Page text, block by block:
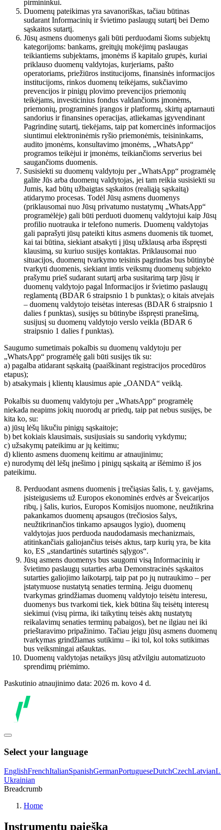
pirmininkui.
Duomenų pateikimas yra savanoriškas, tačiau būtinas
sudarant Informacinių ir švietimo paslaugų sutartį bei Demo
sąskaitos sutartį.
Jūsų asmens duomenys gali būti perduodami šioms subjektų
kategorijoms: bankams, greitųjų mokėjimų paslaugas
teikiantiems subjektams, įmonėms iš kapitalo grupės, kuriai
priklauso duomenų valdytojas, kurjeriams, pašto
operatoriams, priežiūros institucijoms, finansinės informacijos
institucijoms, rinkos duomenų teikėjams, sukčiavimo
prevencijos ir pinigų plovimo prevencijos priemonių
teikėjams, investicinius fondus valdančioms įmonėms,
priemonių, programinės įrangos ir platformų, skirtų aptarnauti
sandorius ir finansines operacijas, atliekamas įgyvendinant
Pagrindinę sutartį, tiekėjams, taip pat komercinės informacijos
siuntimui elektroninėmis ryšio priemonėmis, teisininkams,
audito įmonėms, konsultavimo įmonėms, „WhatsApp“
programos teikėjui ir įmonėms, teikiančioms serverius bei
saugančioms duomenis.
Susisiekti su duomenų valdytoju per „WhatsApp“ programėlę
galite Jūs arba duomenų valdytojas, jei tam reikia susisiekti su
Jumis, kad būtų užbaigtas sąskaitos (realiąją sąskaitą)
atidarymo procesas. Todėl Jūsų asmens duomenys
(priklausomai nuo Jūsų privatumo nustatymų „WhatsApp“
programėlėje) gali būti perduoti duomenų valdytojui kaip Jūsų
profilio nuotrauka ir telefono numeris. Duomenų valdytojas
gali paprašyti jūsų pateikti kitus asmens duomenis tik tuomet,
kai tai būtina, siekiant atsakyti į jūsų užklausą arba išspręsti
klausimą, su kuriuo susijęs kontaktas. Priklausomai nuo
situacijos, duomenų tvarkymo teisinis pagrindas bus būtinybė
tvarkyti duomenis, siekiant imtis veiksmų duomenų subjekto
prašymu prieš sudarant sutartį arba susitarimą tarp jūsų ir
duomenų valdytojo pagal Informacijos ir švietimo paslaugų
reglamentą (BDAR 6 straipsnio 1 b punktas); o kitais atvejais
– duomenų valdytojo teisėtas interesas (BDAR 6 straipsnio 1
dalies f punktas), susijęs su būtinybe išspręsti pranešimą,
susijusį su duomenų valdytojo verslo veikla (BDAR 6
straipsnio 1 dalies f punktas).
Saugumo sumetimais pokalbis su duomenų valdytoju per
„WhatsApp“ programėlę gali būti susijęs tik su:
a) pagalba atidarant sąskaitą (paaiškinant registracijos procedūros
etapus);
b) atsakymais į klientų klausimus apie „OANDA“ veiklą.
Pokalbis su duomenų valdytoju per „WhatsApp“ programėlę
niekada neapims jokių nuorodų ar priedų, taip pat nebus susijęs, be
kita ko, su:
a) jūsų lėšų likučiu pinigų sąskaitoje;
b) bet kokiais klausimais, susijusiais su sandorių vykdymu;
c) užsakymų pateikimu ar jų keitimu;
d) kliento asmens duomenų keitimu ar atnaujinimu;
e) nurodymų dėl lėšų įnešimo į pinigų sąskaitą ar išėmimo iš jos
pateikimu.
Perduodant asmens duomenis į trečiąsias šalis, t. y. gavėjams,
įsisteigusiems už Europos ekonominės erdvės ar Šveicarijos
ribų, į šalis, kurios, Europos Komisijos nuomone, neužtikrina
pakankamos duomenų apsaugos (trečiosios šalys,
neužtikrinančios tinkamo apsaugos lygio), duomenų
valdytojas juos perduoda naudodamasis mechanizmais,
atitinkančiais galiojančius teisės aktus, tarp kurių yra, be kita
ko, ES „standartinės sutartinės sąlygos“.
Jūsų asmens duomenys bus saugomi visą Informacinių ir
švietimo paslaugų sutarties arba Demonstracinės sąskaitos
sutarties galiojimo laikotarpį, taip pat po jų nutraukimo – per
įstatymuose nustatytą senaties terminą. Jeigu duomenų
tvarkymas grindžiamas duomenų valdytojo teisėtu interesu,
duomenys bus tvarkomi tiek, kiek būtina šių teisėtų interesų
siekimui (visų pirma, iki taikytinų teisės aktų nustatytų
reikalavimų senaties terminų pabaigos), bet ne ilgiau nei iki
prieštaravimo pripažinimo. Tačiau jeigu jūsų asmens duomenų
tvarkymas grindžiamas sutikimu – iki tol, kol toks sutikimas
bus veiksmingai atšauktas.
Duomenų valdytojas netaikys jūsų atžvilgiu automatizuoto
sprendimų priėmimo.
Paskutinio atnaujinimo data: 2026 m. kovo 4 d.
Select your language
EnglishFrenchItalianSpanishGermanPortugueseDutchCzechLatvian
Ukrainian
Breadcrumb
Home
Instrumentų paieška